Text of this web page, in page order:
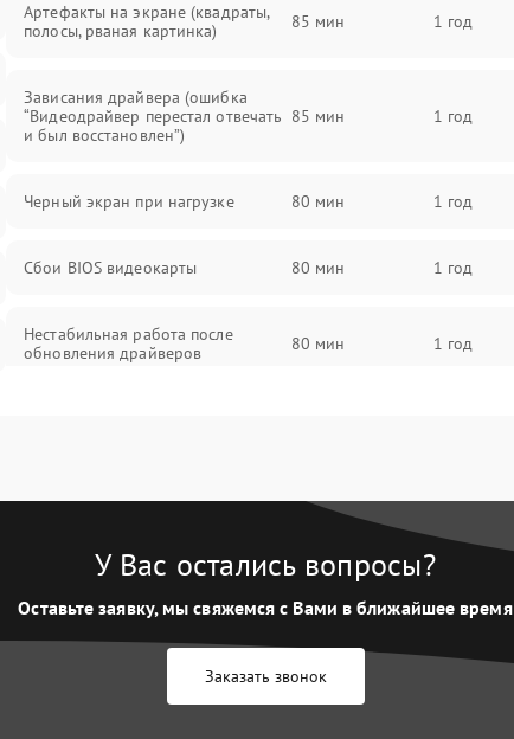
Артефакты на экране (квадраты,
полосы, рваная картинка)
85 мин 1 год
Зависания драйвера (ошибка
“Видеодрайвер перестал отвечать
и был восстановлен”)
85 мин 1 год
Черный экран при нагрузке 80 мин 1 год
Сбои BIOS видеокарты 80 мин 1 год
Нестабильная работа после
обновления драйверов
80 мин 1 год
У Вас остались вопросы?
Оставьте заявку, мы свяжемся с Вами в ближайшее время
Заказать звонок